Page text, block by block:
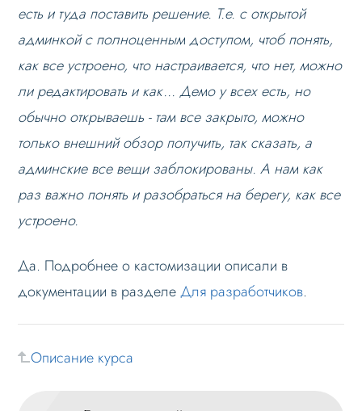
Мультирегиональность
Меню сайта
Блоки / секции сайта
Формы и коммуникации
SEO и оптимизация
Лендинги и посадочные страницы
Проблемы и решения
настройкам Битрикса и его функционалу в
админке?
есть и туда поставить решение. Т.е. с открытой
админкой с полноценным доступом, чтоб понять,
как все устроено, что настраивается, что нет, можно
ли редактировать и как... Демо у всех есть, но
обычно открываешь - там все закрыто, можно
только внешний обзор получить, так сказать, а
админские все вещи заблокированы. А нам как
раз важно понять и разобраться на берегу, как все
устроено.
Да. Подробнее о кастомизации описали в
документации в разделеДля разработчиков.
Описание курса